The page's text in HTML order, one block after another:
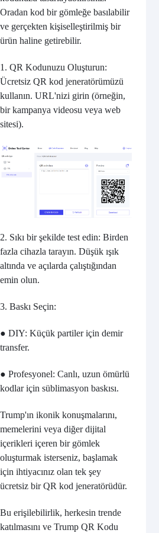
Oradan kod bir gömleğe basılabilir
ve gerçekten kişiselleştirilmiş bir
ürün haline getirebilir.
1. QR Kodunuzu Oluşturun:
Ücretsiz QR kod jeneratörümüzü
kullanın. URL'nizi girin (örneğin,
bir kampanya videosu veya web
sitesi).
2. Sıkı bir şekilde test edin: Birden
fazla cihazla tarayın. Düşük ışık
altında ve açılarda çalıştığından
emin olun.
3. Baskı Seçin:
● DIY: Küçük partiler için demir
transfer.
● Profesyonel: Canlı, uzun ömürlü
kodlar için süblimasyon baskısı.
Trump'ın ikonik konuşmalarını,
memelerini veya diğer dijital
içerikleri içeren bir gömlek
oluşturmak isterseniz, başlamak
için ihtiyacınız olan tek şey
ücretsiz bir QR kod jeneratörüdür.
Bu erişilebilirlik, herkesin trende
katılmasını ve Trump QR Kodu